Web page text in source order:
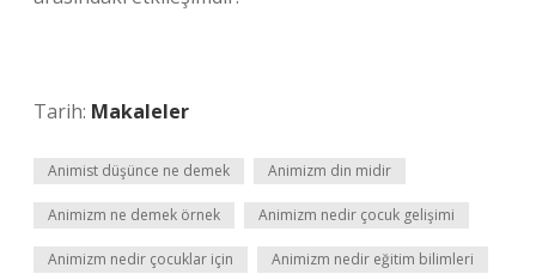
Tarih: Makaleler
Animist düşünce ne demek Animizm din midir
Animizm ne demek örnek Animizm nedir çocuk gelişimi
Animizm nedir çocuklar için Animizm nedir eğitim bilimleri